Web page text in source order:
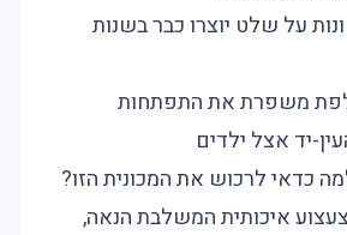
על שלט יוצרו כבר בשנות
משפרת את התפתחות
יד אצל ילדים
כדאי לרכוש את המכונית הזו?
איכותית המשלבת הנאה,